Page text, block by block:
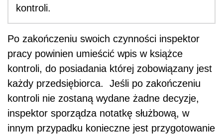
kontroli.
Po zakończeniu swoich czynności inspektor
pracy powinien umieścić wpis w książce
kontroli, do posiadania której zobowiązany jest
każdy przedsiębiorca. Jeśli po zakończeniu
kontroli nie zostaną wydane żadne decyzje,
inspektor sporządza notatkę służbową, w
innym przypadku konieczne jest przygotowanie